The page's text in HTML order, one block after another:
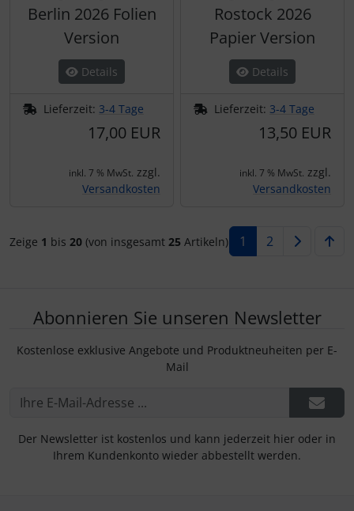
Berlin 2026 Folien
Version
Details
Lieferzeit: 3-4 Tage
17,00 EUR
inkl. 7 % MwSt. zzgl.
Versandkosten
Rostock 2026
Papier Version
Details
Lieferzeit: 3-4 Tage
13,50 EUR
inkl. 7 % MwSt. zzgl.
Versandkosten
Zeige 1 bis20 (von insgesamt25 Artikeln) 1 2
Abonnieren Sie unseren Newsletter
Kostenlose exklusive Angebote und Produktneuheiten per E-
Mail
Der Newsletter ist kostenlos und kann jederzeit hier oder in
Ihrem Kundenkonto wieder abbestellt werden.